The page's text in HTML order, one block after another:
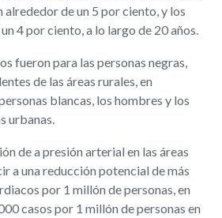
alrededor de un 5 por ciento, y los
4 por ciento, a lo largo de 20 años.
fueron para las personas negras,
de las áreas rurales, en
blancas, los hombres y los
urbanas.
de a presión arterial en las áreas
a una reducción potencial de más
por 1 millón de personas, en
casos por 1 millón de personas en